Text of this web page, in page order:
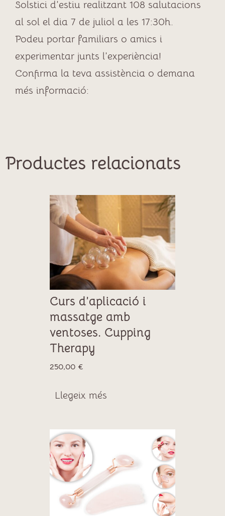
Solstici d’estiu realitzant 108 salutacions
al sol el dia 7 de juliol a les 17:30h.
Podeu portar familiars o amics i
experimentar junts l’experiència!
Confirma la teva assistència o demana
més informació:
Productes relacionats
Curs d’aplicació i
massatge amb
ventoses. Cupping
Therapy
250,00 €
Llegeix més